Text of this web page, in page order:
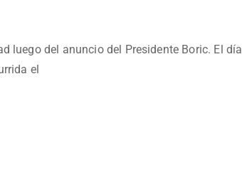
luego del anuncio del Presidente Boric. El día
el